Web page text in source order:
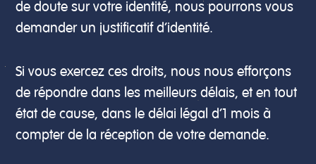
de doute sur votre identité, nous pourrons vous
demander un justificatif d’identité.
Si vous exercez ces droits, nous nous efforçons
de répondre dans les meilleurs délais, et en tout
état de cause, dans le délai légal d’1 mois à
compter de la réception de votre demande.